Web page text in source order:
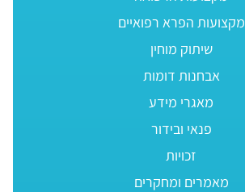
מקצועות הפרא רפואיים
שיתוק מוחין
אבחנות דומות
מאגרי מידע
פנאי ובידור
זכויות
מאמרים ומחקרים